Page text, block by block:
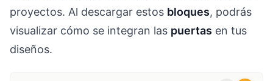
proyectos. Al descargar estos bloques, podrás
visualizar cómo se integran las puertas en tus
diseños.